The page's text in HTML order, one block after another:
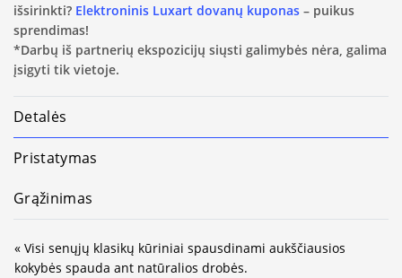
išsirinkti? Elektroninis Luxart dovanų kuponas – puikus
sprendimas!
*Darbų iš partnerių ekspozicijų siųsti galimybės nėra, galima
įsigyti tik vietoje.
Detalės
Pristatymas
Grąžinimas
« Visi senųjų klasikų kūriniai spausdinami aukščiausios
kokybės spauda ant natūralios drobės.